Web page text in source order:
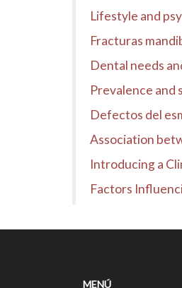
Lifestyle and
Fracturas
Dental needs
Prevalence and
Defectos del
Association
Introducing a
Factors
MENÚ